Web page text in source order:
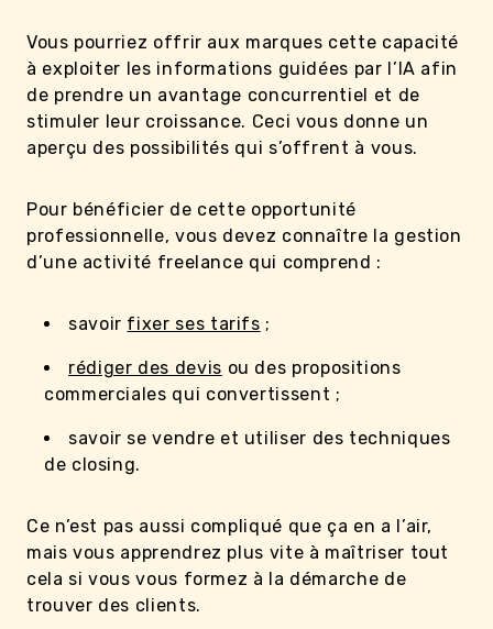
Vous pourriez offrir aux marques cette capacité
à exploiter les informations guidées par l’IA afin
de prendre un avantage concurrentiel et de
stimuler leur croissance. Ceci vous donne un
aperçu des possibilités qui s’offrent à vous.
Pour bénéficier de cette opportunité
professionnelle, vous devez connaître la gestion
d’une activité freelance qui comprend :
savoir fixer ses tarifs ;
rédiger des devis ou des propositions
commerciales qui convertissent ;
savoir se vendre et utiliser des techniques
de closing.
Ce n’est pas aussi compliqué que ça en a l’air,
mais vous apprendrez plus vite à maîtriser tout
cela si vous vous formez à la démarche de
trouver des clients.